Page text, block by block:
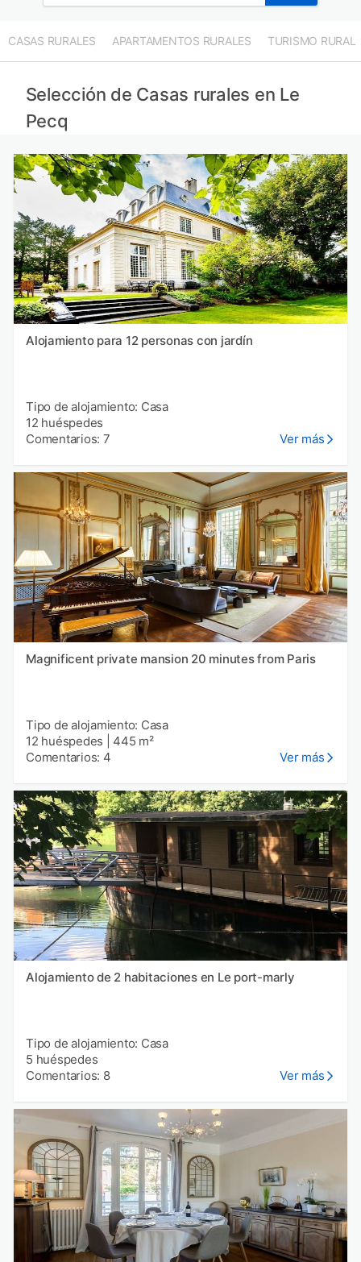
CASAS RURALES APARTAMENTOS RURALES TURISMO RURAL
Selección de Casas rurales en Le
Pecq
Alojamiento para 12 personas con jardín
Tipo de alojamiento: Casa
12 huéspedes
Comentarios: 7
Ver más
Magnificent private mansion 20 minutes from Paris
Tipo de alojamiento: Casa
12 huéspedes
445 m²
Comentarios: 4
Ver más
Alojamiento de 2 habitaciones en Le port-marly
Tipo de alojamiento: Casa
5 huéspedes
Comentarios: 8
Ver más